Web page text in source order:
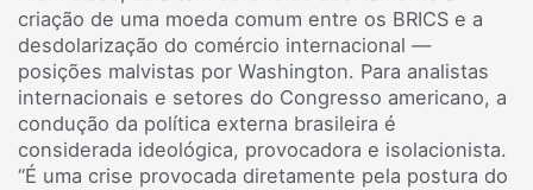
criação de uma moeda comum entre os BRICS e a
desdolarização do comércio internacional —
posições malvistas por Washington. Para analistas
internacionais e setores do Congresso americano, a
condução da política externa brasileira é
considerada ideológica, provocadora e isolacionista.
“É uma crise provocada diretamente pela postura do